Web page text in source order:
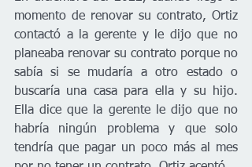
momento de renovar su contrato, Ortiz
contactó a la gerente y le dijo que no
planeaba renovar su contrato porque no
sabía si se mudaría a otro estado o
buscaría una casa para ella y su hijo.
Ella dice que la gerente le dijo que no
habría ningún problema y que solo
tendría que pagar un poco más al mes